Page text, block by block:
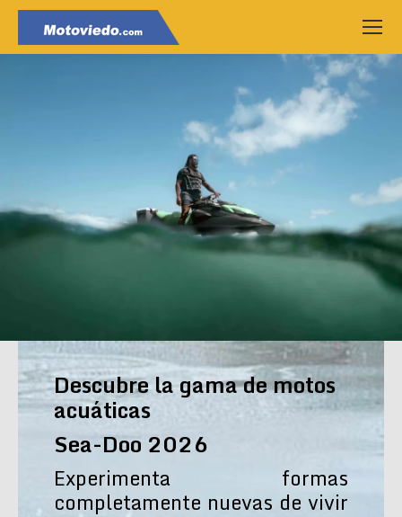
Descubre la gama de motos
acuáticas
Sea-Doo 2026
Experimenta formas
completamente nuevas de vivir